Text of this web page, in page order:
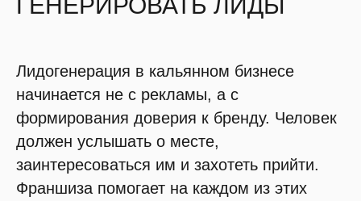
Лидогенерация в кальянном бизнесе
начинается не с рекламы, а с
формирования доверия к бренду. Человек
должен услышать о месте,
заинтересоваться им и захотеть прийти.
Франшиза помогает на каждом из этих